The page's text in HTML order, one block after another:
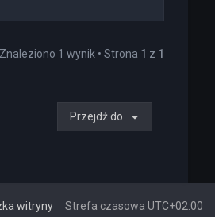
Znaleziono 1 wynik • Strona 1 z 1
Przejdź do
Strefa czasowa UTC+02:00
witryny